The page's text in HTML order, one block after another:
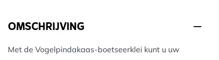
OMSCHRIJVING
Met de Vogelpindakaas-boetseerklei kunt u uw